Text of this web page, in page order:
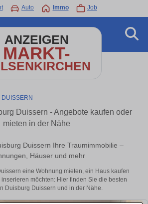
Auto Immo Job
ANZEIGEN
MARKT-
DUISSERN
Duissern - Angebote kaufen oder
mieten in der Nähe
Duissern Ihre Traumimmobilie –
Häuser und mehr
eine Wohnung mieten, ein Haus kaufen
möchten: Hier finden Sie die besten
Duisburg Duissern und in der Nähe.